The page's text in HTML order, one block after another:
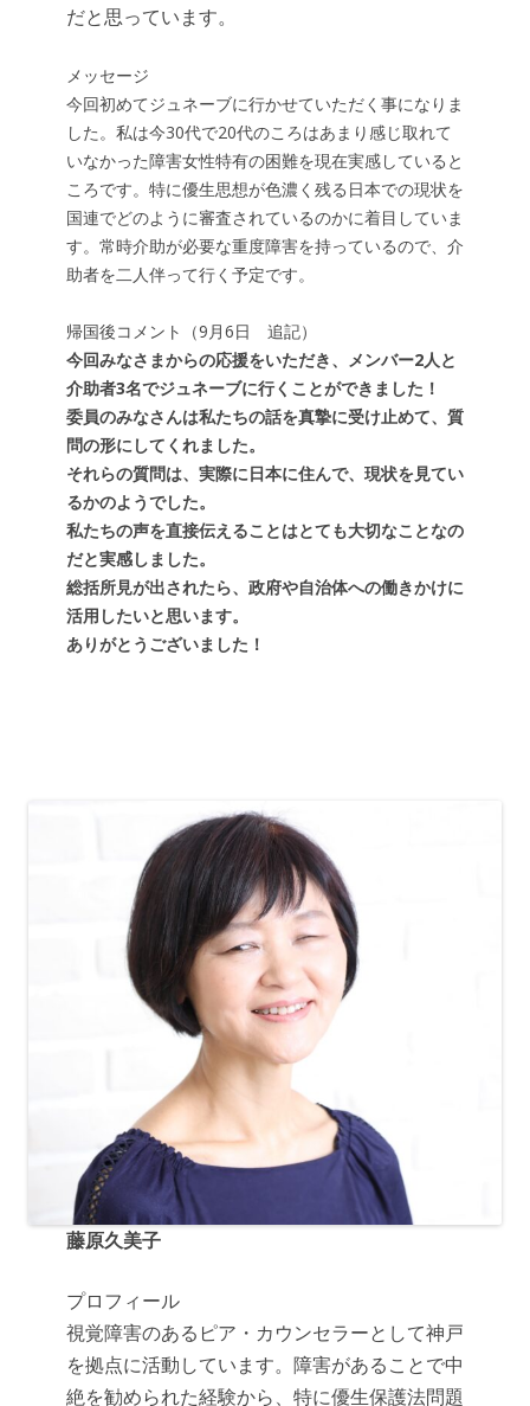
だと思っています。
メッセージ
今回初めてジュネーブに行かせていただく事になりま
した。私は今30代で20代のころはあまり感じ取れて
いなかった障害女性特有の困難を現在実感していると
ころです。特に優生思想が色濃く残る日本での現状を
国連でどのように審査されているのかに着目していま
す。常時介助が必要な重度障害を持っているので、介
助者を二人伴って行く予定です。
帰国後コメント（9月6日 追記）
今回みなさまからの応援をいただき、メンバー2人と
介助者3名でジュネーブに行くことができました！
委員のみなさんは私たちの話を真摯に受け止めて、質
問の形にしてくれました。
それらの質問は、実際に日本に住んで、現状を見てい
るかのようでした。
私たちの声を直接伝えることはとても大切なことなの
だと実感しました。
総括所見が出されたら、政府や自治体への働きかけに
活用したいと思います。
ありがとうございました！
藤原久美子
プロフィール
視覚障害のあるピア・カウンセラーとして神戸
を拠点に活動しています。障害があることで中
絶を勧められた経験から、特に優生保護法問題